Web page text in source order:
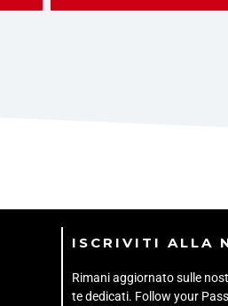
ISCRIVITI ALLA
Rimani aggiornato sulle
te dedicati. Follow your